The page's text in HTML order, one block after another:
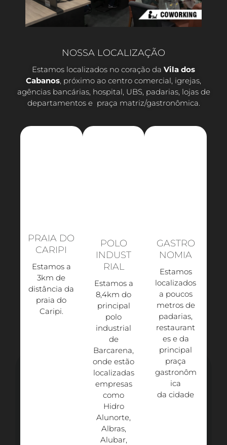
NOSSA LOCALIZAÇÃO
Estamos localizados no coração da Vila dos
Cabanos, próximo ao centro comercial, igrejas,
agências bancárias, hospital, UBS, padarias, lojas de
departamentos e praça matriz/gastronômica.
PRAIA DO
CARIPI
Estamos a
3km de
distância da
praia do
Caripi.​
POLO
INDUST
RIAL
Estamos a
8,4km do
principal
polo
industrial
de
Barcarena,
onde estão
localizadas
empresas
como
Hidro
Alunorte,
Albras,
Alubar,
GASTRO
NOMIA
Estamos
localizados
a poucos
metros de
padarias,
restaurant
es e da
principal
praça
gastronôm
ica
da cidade